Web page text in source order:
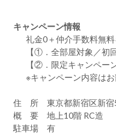
キャンペーン情報
礼金0＋仲介手数料無料
【①．全部屋対象／初
【②．限定キャンペー
※キャンペーン内容は
住 所 東京都新宿区新宿
概 要 地上10階 RC造
駐車場 有